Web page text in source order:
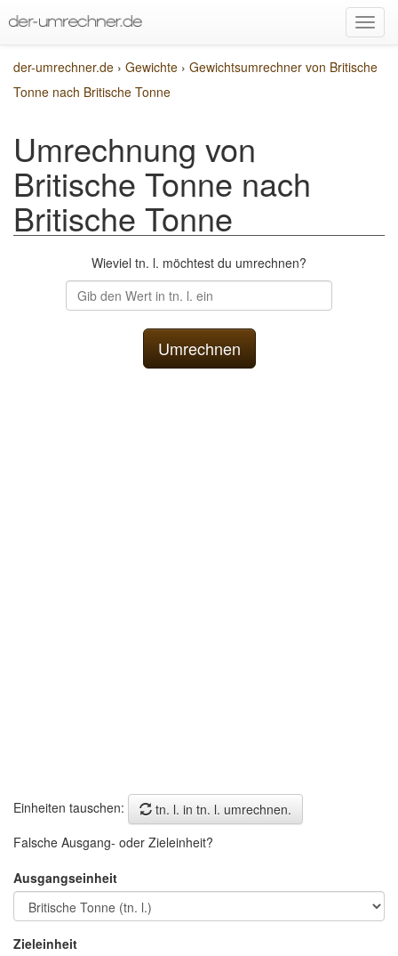
der-umrechner.de › Gewichte › Gewichtsumrechner von Britische
Tonne nach Britische Tonne
Umrechnung von
Britische Tonne nach
Britische Tonne
Wieviel tn. l. möchtest du umrechnen?
Einheiten tauschen:
tn. l. in tn. l. umrechnen.
Falsche Ausgang- oder Zieleinheit?
Ausgangseinheit
Zieleinheit